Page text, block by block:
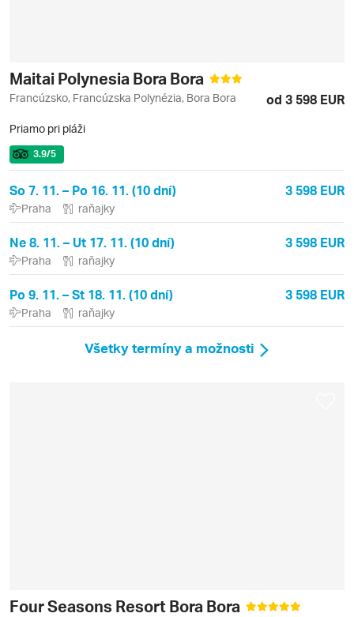
Maitai Polynesia Bora Bora
Francúzsko, Francúzska Polynézia, Bora Bora od 3 598 EUR
Priamo pri pláži
3.9/5
So 7. 11. – Po 16. 11. (10 dní) 3 598 EUR
Praha raňajky
Ne 8. 11. – Ut 17. 11. (10 dní) 3 598 EUR
Praha raňajky
Po 9. 11. – St 18. 11. (10 dní) 3 598 EUR
Praha raňajky
Všetky termíny a možnosti
Four Seasons Resort Bora Bora